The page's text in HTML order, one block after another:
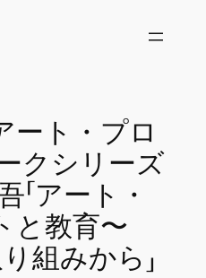
ート・プロ
クシリーズ
「アート・
と教育〜
組みから」